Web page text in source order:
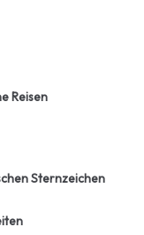
Reisen
Sternzeichen